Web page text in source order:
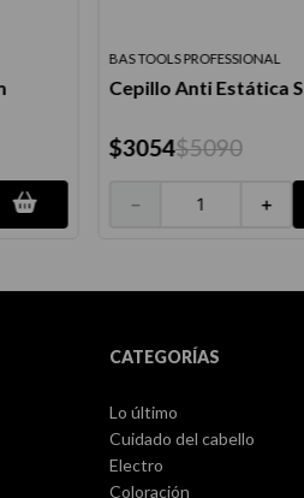
BAS TOOLS PROFESSIONAL
Cepillo Anti Estática S
$3054$5090
＋
－
CATEGORÍAS
Lo último
Cuidado del cabello
Electro
Coloración